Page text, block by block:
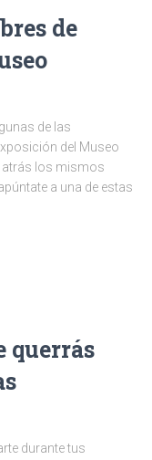
de
de las
del Museo
atrás los mismos
a una de estas
querrás
durante tus